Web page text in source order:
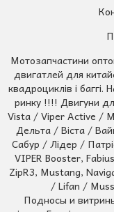
Мотозапчастини
двигатлей для
квадроциклів і баггі.
ринку !!!! Двигуни
Vista / Viper Active /
Дельта / Віста /
Сабур / Лідер /
VIPER Booster,
ZipR3, Mustang,
/ Lifan /
Подносы и